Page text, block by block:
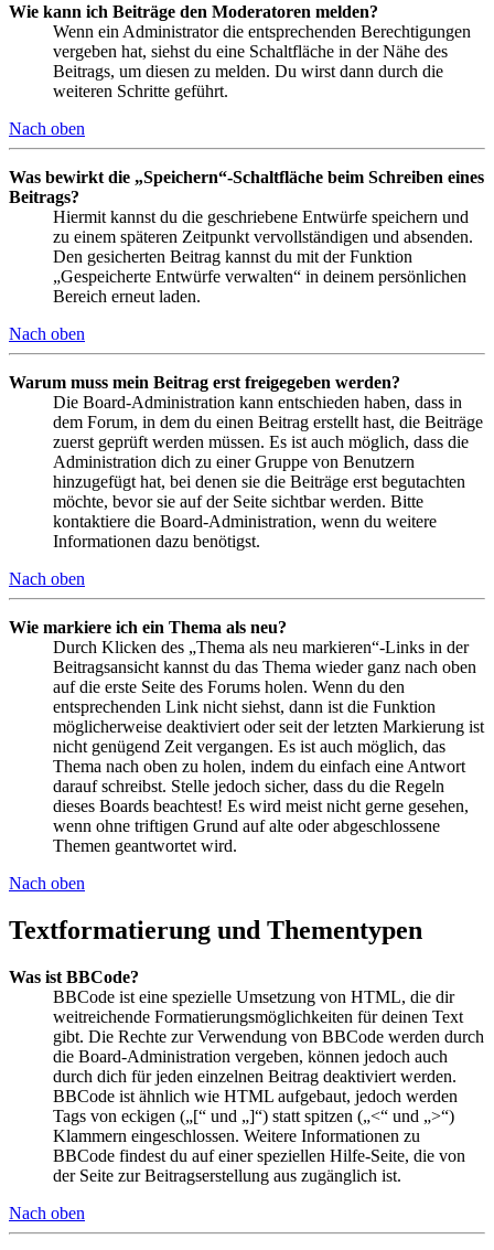
Wie kann ich Beiträge den Moderatoren melden?
Wenn ein Administrator die entsprechenden Berechtigungen
vergeben hat, siehst du eine Schaltfläche in der Nähe des
Beitrags, um diesen zu melden. Du wirst dann durch die
weiteren Schritte geführt.
Nach oben
Was bewirkt die „Speichern“-Schaltfläche beim Schreiben eines
Beitrags?
Hiermit kannst du die geschriebene Entwürfe speichern und
zu einem späteren Zeitpunkt vervollständigen und absenden.
Den gesicherten Beitrag kannst du mit der Funktion
„Gespeicherte Entwürfe verwalten“ in deinem persönlichen
Bereich erneut laden.
Nach oben
Warum muss mein Beitrag erst freigegeben werden?
Die Board-Administration kann entschieden haben, dass in
dem Forum, in dem du einen Beitrag erstellt hast, die Beiträge
zuerst geprüft werden müssen. Es ist auch möglich, dass die
Administration dich zu einer Gruppe von Benutzern
hinzugefügt hat, bei denen sie die Beiträge erst begutachten
möchte, bevor sie auf der Seite sichtbar werden. Bitte
kontaktiere die Board-Administration, wenn du weitere
Informationen dazu benötigst.
Nach oben
Wie markiere ich ein Thema als neu?
Durch Klicken des „Thema als neu markieren“-Links in der
Beitragsansicht kannst du das Thema wieder ganz nach oben
auf die erste Seite des Forums holen. Wenn du den
entsprechenden Link nicht siehst, dann ist die Funktion
möglicherweise deaktiviert oder seit der letzten Markierung ist
nicht genügend Zeit vergangen. Es ist auch möglich, das
Thema nach oben zu holen, indem du einfach eine Antwort
darauf schreibst. Stelle jedoch sicher, dass du die Regeln
dieses Boards beachtest! Es wird meist nicht gerne gesehen,
wenn ohne triftigen Grund auf alte oder abgeschlossene
Themen geantwortet wird.
Nach oben
Textformatierung und Thementypen
Was ist BBCode?
BBCode ist eine spezielle Umsetzung von HTML, die dir
weitreichende Formatierungsmöglichkeiten für deinen Text
gibt. Die Rechte zur Verwendung von BBCode werden durch
die Board-Administration vergeben, können jedoch auch
durch dich für jeden einzelnen Beitrag deaktiviert werden.
BBCode ist ähnlich wie HTML aufgebaut, jedoch werden
Tags von eckigen („[“ und „]“) statt spitzen („<“ und „>“)
Klammern eingeschlossen. Weitere Informationen zu
BBCode findest du auf einer speziellen Hilfe-Seite, die von
der Seite zur Beitragserstellung aus zugänglich ist.
Nach oben